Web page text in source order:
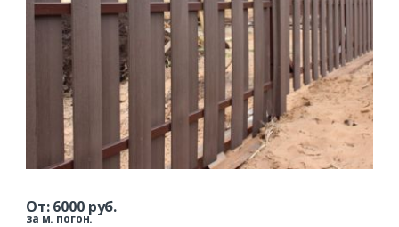
Ваш телефон*
Комментарий к заказу
От:6000руб.
за м. погон.